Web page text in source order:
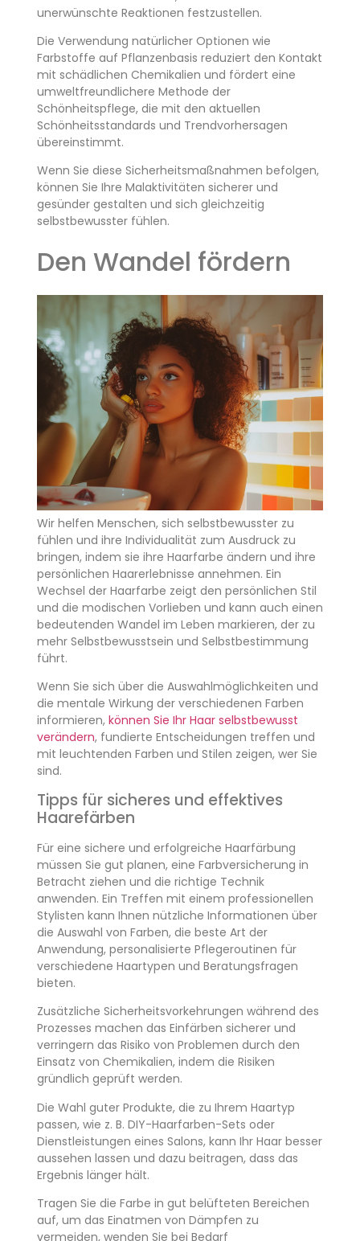
unerwünschte Reaktionen festzustellen.
Die Verwendung natürlicher Optionen wie
Farbstoffe auf Pflanzenbasis reduziert den Kontakt
mit schädlichen Chemikalien und fördert eine
umweltfreundlichere Methode der
Schönheitspflege, die mit den aktuellen
Schönheitsstandards und Trendvorhersagen
übereinstimmt.
Wenn Sie diese Sicherheitsmaßnahmen befolgen,
können Sie Ihre Malaktivitäten sicherer und
gesünder gestalten und sich gleichzeitig
selbstbewusster fühlen.
Den Wandel fördern
Wir helfen Menschen, sich selbstbewusster zu
fühlen und ihre Individualität zum Ausdruck zu
bringen, indem sie ihre Haarfarbe ändern und ihre
persönlichen Haarerlebnisse annehmen. Ein
Wechsel der Haarfarbe zeigt den persönlichen Stil
und die modischen Vorlieben und kann auch einen
bedeutenden Wandel im Leben markieren, der zu
mehr Selbstbewusstsein und Selbstbestimmung
führt.
Wenn Sie sich über die Auswahlmöglichkeiten und
die mentale Wirkung der verschiedenen Farben
informieren, können Sie Ihr Haar selbstbewusst
verändern, fundierte Entscheidungen treffen und
mit leuchtenden Farben und Stilen zeigen, wer Sie
sind.
Tipps für sicheres und effektives
Haarefärben
Für eine sichere und erfolgreiche Haarfärbung
müssen Sie gut planen, eine Farbversicherung in
Betracht ziehen und die richtige Technik
anwenden. Ein Treffen mit einem professionellen
Stylisten kann Ihnen nützliche Informationen über
die Auswahl von Farben, die beste Art der
Anwendung, personalisierte Pflegeroutinen für
verschiedene Haartypen und Beratungsfragen
bieten.
Zusätzliche Sicherheitsvorkehrungen während des
Prozesses machen das Einfärben sicherer und
verringern das Risiko von Problemen durch den
Einsatz von Chemikalien, indem die Risiken
gründlich geprüft werden.
Die Wahl guter Produkte, die zu Ihrem Haartyp
passen, wie z. B. DIY-Haarfarben-Sets oder
Dienstleistungen eines Salons, kann Ihr Haar besser
aussehen lassen und dazu beitragen, dass das
Ergebnis länger hält.
Tragen Sie die Farbe in gut belüfteten Bereichen
auf, um das Einatmen von Dämpfen zu
vermeiden, wenden Sie bei Bedarf